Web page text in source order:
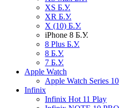
XS Б.У.
XR Б.У.
X (10) Б.У.
iPhone 8 Б.У.
8 Plus Б.У.
8 Б.У.
7 Б.У.
Apple Watch
Apple Watch Series 10
Infinix
Infinix Hot 11 Play